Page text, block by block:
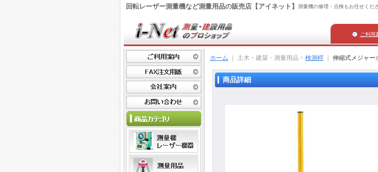
回転レーザー測量機など測量用品の販売店【アイネット】 測量機の修理・点検もお任せくだ
ご利用
ホーム ｜ 土木・建築・測量用品 > 検測桿 伸縮式メジャ
商品詳細